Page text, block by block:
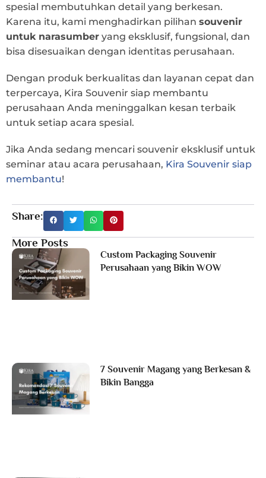
spesial membutuhkan detail yang berkesan.
Karena itu, kami menghadirkan pilihan souvenir
untuk narasumber yang eksklusif, fungsional, dan
bisa disesuaikan dengan identitas perusahaan.
Dengan produk berkualitas dan layanan cepat dan
terpercaya, Kira Souvenir siap membantu
perusahaan Anda meninggalkan kesan terbaik
untuk setiap acara spesial.
Jika Anda sedang mencari souvenir eksklusif untuk
seminar atau acara perusahaan, Kira Souvenir siap
membantu!
Share:
More Posts
Custom Packaging Souvenir
Perusahaan yang Bikin WOW
7 Souvenir Magang yang Berkesan &
Bikin Bangga